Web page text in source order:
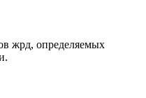
жрд, определяемых